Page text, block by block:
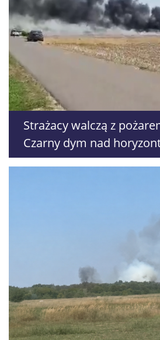
Strażacy walczą z
Czarny dym nad
Piaskami